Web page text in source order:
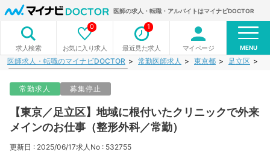
医師の求人・転職・アルバイトはマイナビDOCTOR
求人検索 お気に入り求人
0
最近見た求人
1
マイページ MENU
医師求人・転職のマイナビDOCTOR 常勤医師求人 東京都 足立区
常勤求人 募集停止
【東京／足立区】地域に根付いたクリニックで外来
メインのお仕事（整形外科／常勤）
更新日 : 2025/06/17求人No : 532755